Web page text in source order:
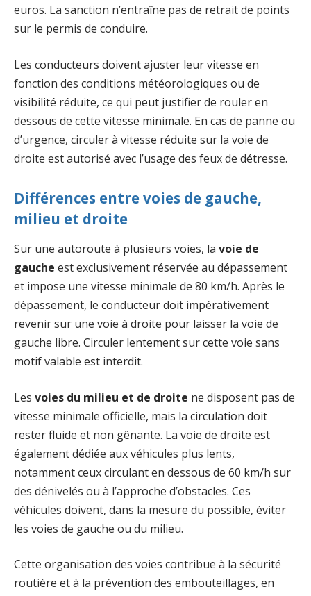
euros. La sanction n’entraîne pas de retrait de points
sur le permis de conduire.
Les conducteurs doivent ajuster leur vitesse en
fonction des conditions météorologiques ou de
visibilité réduite, ce qui peut justifier de rouler en
dessous de cette vitesse minimale. En cas de panne ou
d’urgence, circuler à vitesse réduite sur la voie de
droite est autorisé avec l’usage des feux de détresse.
Différences entre voies de gauche,
milieu et droite
Sur une autoroute à plusieurs voies, la voie de
gauche est exclusivement réservée au dépassement
et impose une vitesse minimale de 80 km/h. Après le
dépassement, le conducteur doit impérativement
revenir sur une voie à droite pour laisser la voie de
gauche libre. Circuler lentement sur cette voie sans
motif valable est interdit.
Les voies du milieu et de droite ne disposent pas de
vitesse minimale officielle, mais la circulation doit
rester fluide et non gênante. La voie de droite est
également dédiée aux véhicules plus lents,
notamment ceux circulant en dessous de 60 km/h sur
des dénivelés ou à l’approche d’obstacles. Ces
véhicules doivent, dans la mesure du possible, éviter
les voies de gauche ou du milieu.
Cette organisation des voies contribue à la sécurité
routière et à la prévention des embouteillages, en